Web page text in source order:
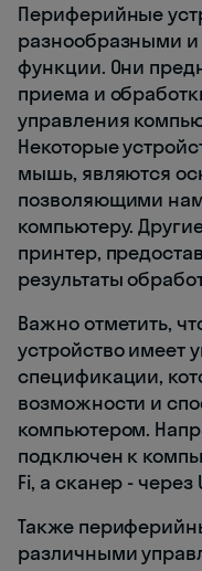
Периферийные
разнообразными
функции. Они
приема и
управления
Некоторые
мышь, являются
позволяющими
компьютеру.
принтер,
результаты
Важно отметить,
устройство имеет
спецификации,
возможности и
компьютером.
подключен к
Fi, а сканер - через
Также
различными